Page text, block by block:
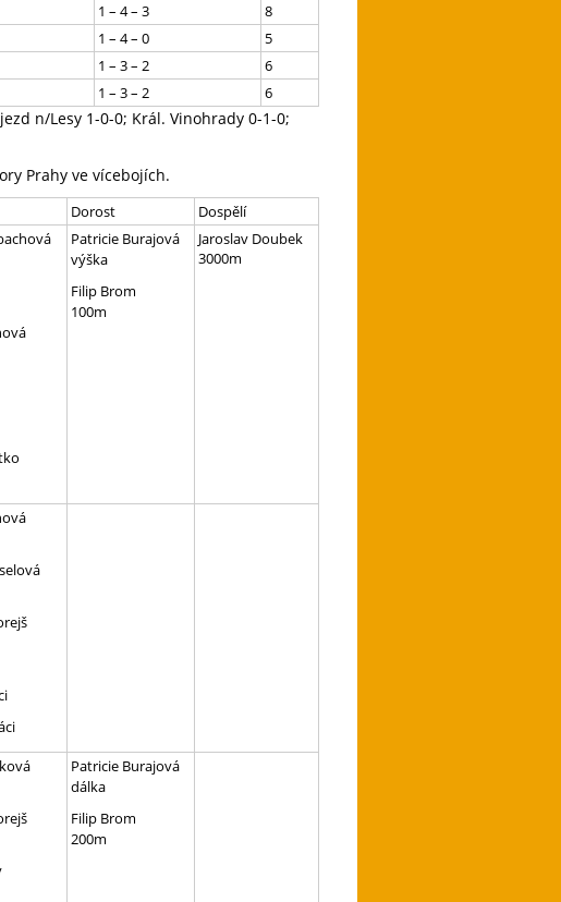
1 – 4 – 3
8
1 – 4 – 0
5
1 – 3 – 2
6
1 – 3 – 2 6
n/Lesy 1-0-0; Král. Vinohrady 0-1-0;
Prahy ve vícebojích.
Dorost
Dospělí
Patricie Burajová
výška
Filip Brom
100m
Jaroslav Doubek
3000m
Patricie Burajová
dálka
Filip Brom
200m